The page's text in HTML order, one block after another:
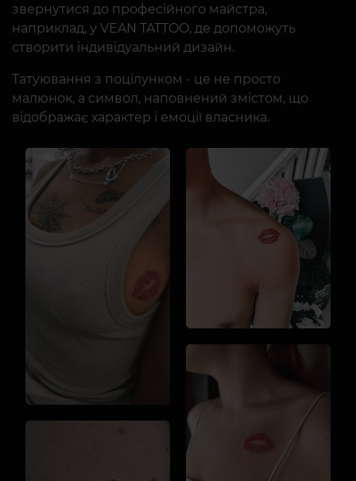
звернутися до професійного майстра,
наприклад, у VEAN TATTOO, де допоможуть
створити індивідуальний дизайн.
Татуювання з поцілунком - це не просто
малюнок, а символ, наповнений змістом, що
відображає характер і емоції власника.